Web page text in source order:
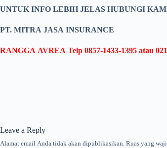
UNTUK INFO LEBIH JELAS HUBUNGI
PT. MITRA JASA INSURANCE
RANGGA AVREA Telp 0857-1433-1395 atau
Leave a Reply
Alamat email Anda tidak akan dipublikasikan. Ruas yang